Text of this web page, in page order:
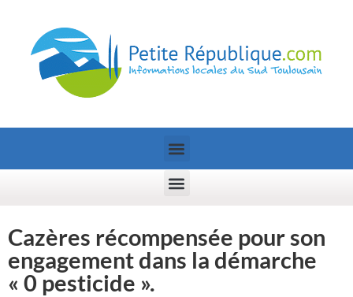
Cazères récompensée pour son
engagement dans la démarche
« 0 pesticide ».